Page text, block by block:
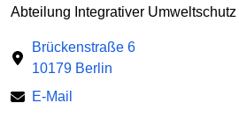
Abteilung Integrativer Umweltschutz
Brückenstraße 6
10179 Berlin
E-Mail